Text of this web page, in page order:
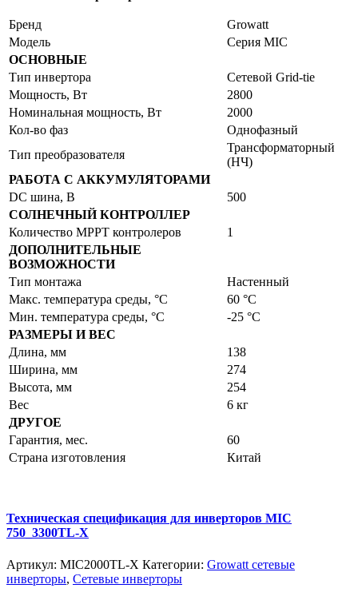
Бренд
Growatt
Модель
Серия MIC
ОСНОВНЫЕ
Тип инвертора
Сетевой Grid-tie
Мощность, Вт
2800
Номинальная мощность, Вт
2000
Кол-во фаз
Однофазный
Тип преобразователя
Трансформаторный
(НЧ)
РАБОТА С АККУМУЛЯТОРАМИ
DC шина, В
500
СОЛНЕЧНЫЙ КОНТРОЛЛЕР
Количество MPPT контролеров
1
ДОПОЛНИТЕЛЬНЫЕ
ВОЗМОЖНОСТИ
Тип монтажа
Настенный
Макс. температура среды, °С
60 °C
Мин. температура среды, °С
-25 °C
РАЗМЕРЫ И ВЕС
Длина, мм
138
Ширина, мм
274
Высота, мм
254
Вес
6 кг
ДРУГОЕ
Гарантия, мес.
60
Страна изготовления
Китай
Техническая спецификация для инверторов MIC
750_3300TL-X
Артикул: MIC2000TL-X Категории: Growatt сетевые
инверторы, Сетевые инверторы